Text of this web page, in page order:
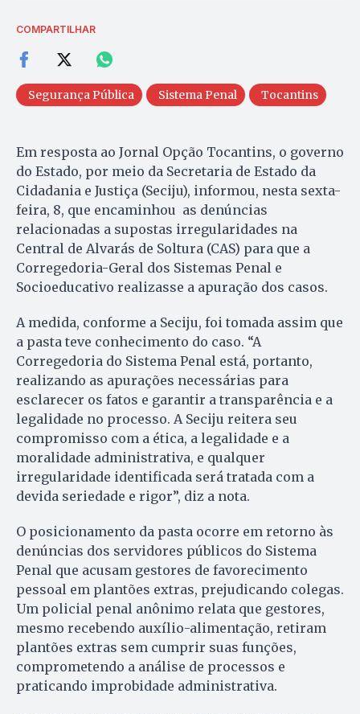
COMPARTILHAR
Segurança Pública Sistema Penal Tocantins
Em resposta ao Jornal Opção Tocantins, o governo
do Estado, por meio da Secretaria de Estado da
Cidadania e Justiça (Seciju), informou, nesta sexta-
feira, 8, que encaminhou as denúncias
relacionadas a supostas irregularidades na
Central de Alvarás de Soltura (CAS) para que a
Corregedoria-Geral dos Sistemas Penal e
Socioeducativo realizasse a apuração dos casos.
A medida, conforme a Seciju, foi tomada assim que
a pasta teve conhecimento do caso. “A
Corregedoria do Sistema Penal está, portanto,
realizando as apurações necessárias para
esclarecer os fatos e garantir a transparência e a
legalidade no processo. A Seciju reitera seu
compromisso com a ética, a legalidade e a
moralidade administrativa, e qualquer
irregularidade identificada será tratada com a
devida seriedade e rigor”, diz a nota.
O posicionamento da pasta ocorre em retorno às
denúncias dos servidores públicos do Sistema
Penal que acusam gestores de favorecimento
pessoal em plantões extras, prejudicando colegas.
Um policial penal anônimo relata que gestores,
mesmo recebendo auxílio-alimentação, retiram
plantões extras sem cumprir suas funções,
comprometendo a análise de processos e
praticando improbidade administrativa.